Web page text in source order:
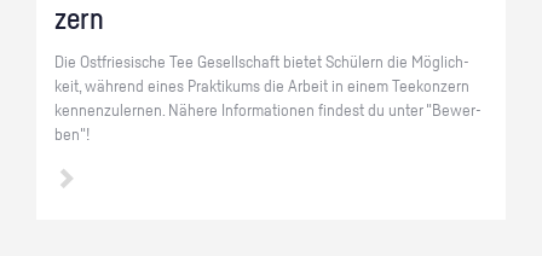
zern
Die Ost­frie­si­sche Tee Ge­sell­schaft bie­tet Schü­lern die Mög­lich­
keit, wäh­rend eines Prak­ti­kums die Ar­beit in einem Tee­kon­zern
ken­nen­zu­ler­nen. Nä­he­re In­for­ma­tio­nen fin­dest du unter "Be­wer­
ben"!